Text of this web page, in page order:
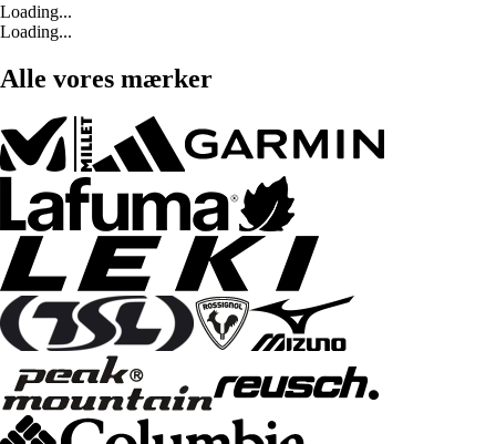
Loading...
Loading...
Alle vores mærker